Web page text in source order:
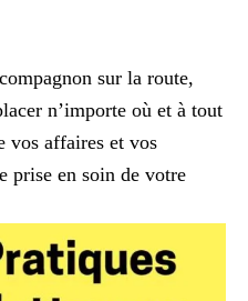
sur la route,
n’importe où et à tout
vos affaires et vos
prise en soin de votre